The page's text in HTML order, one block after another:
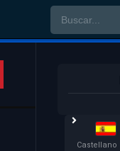
Castellano